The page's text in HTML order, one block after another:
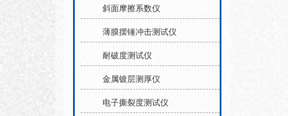
斜面摩擦系数仪
薄膜摆锤冲击测试仪
耐破度测试仪
金属镀层测厚仪
电子撕裂度测试仪